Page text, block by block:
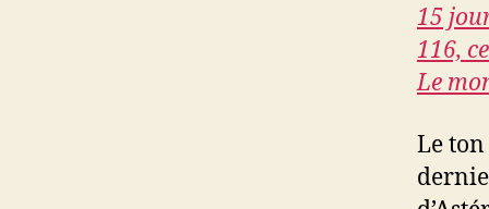
15
116,
Le
Le